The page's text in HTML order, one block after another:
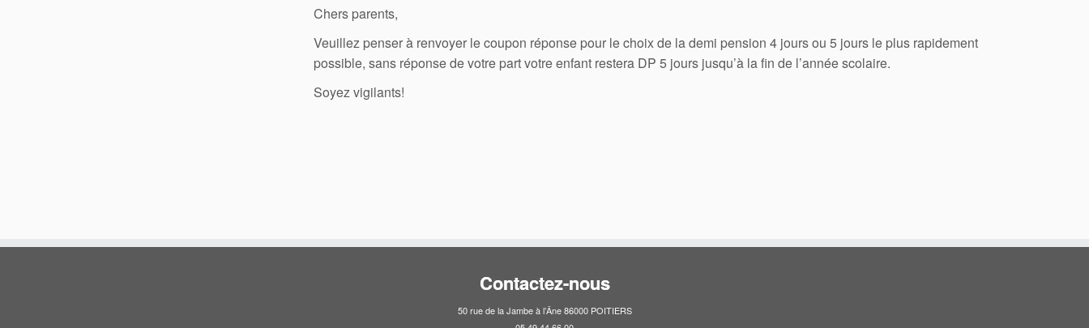
Chers parents,
Veuillez penser à renvoyer le coupon réponse pour le choix de la demi pension 4 jours ou 5 jours le plus rapidement
possible, sans réponse de votre part votre enfant restera DP 5 jours jusqu’à la fin de l’année scolaire.
Soyez vigilants!
Contactez-nous
50 rue de la Jambe à l’Âne 86000 POITIERS